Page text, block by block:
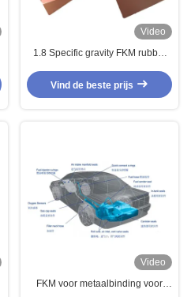
Video
1.8 Specific gravity FKM rubber
hardheid Uitstekende
oliebestendigheid
Vind de beste prijs
Video
FKM voor metaalbinding voor